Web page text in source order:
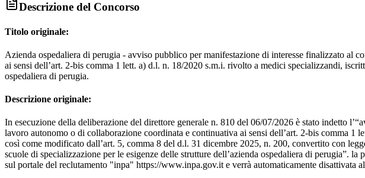
Descrizione del Concorso
Titolo originale:
Azienda ospedaliera di perugia - avviso pubblico per manifestazione di interesse finalizzato
ai sensi dell’art. 2-bis comma 1 lett. a) d.l. n. 18/2020 s.m.i. rivolto a medici specializzandi,
ospedaliera di perugia.
Descrizione originale:
In esecuzione della deliberazione del direttore generale n. 810 del 06/07/2026 è stato indetto
lavoro autonomo o di collaborazione coordinata e continuativa ai sensi dell’art. 2-bis comma
così come modificato dall’art. 5, comma 8 del d.l. 31 dicembre 2025, n. 200, convertito con
scuole di specializzazione per le esigenze delle strutture dell’azienda ospedaliera di perugia”.
sul portale del reclutamento "inpa" https://www.inpa.gov.it e verrà automaticamente disattivata